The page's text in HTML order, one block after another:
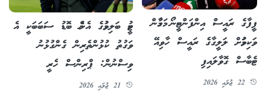
ފީފާގެ ރައީސް އިންފަންޓީނޯ މަގާމުން
ވަކިވުމަށް ލަލީގާގެ ރައީސް ހާވިއޭ
ޓެބާސް ގޮވާލައިފި
ޓީމު ބަލިވުމުގެ އެންމެ ބޮޑު ސަބަބަކީ އެ
ވަގުތު ކުޅުންތެރިން ގެންގުޅުނު
ވިސްނުން: ޕްރިންސް ހެރީ